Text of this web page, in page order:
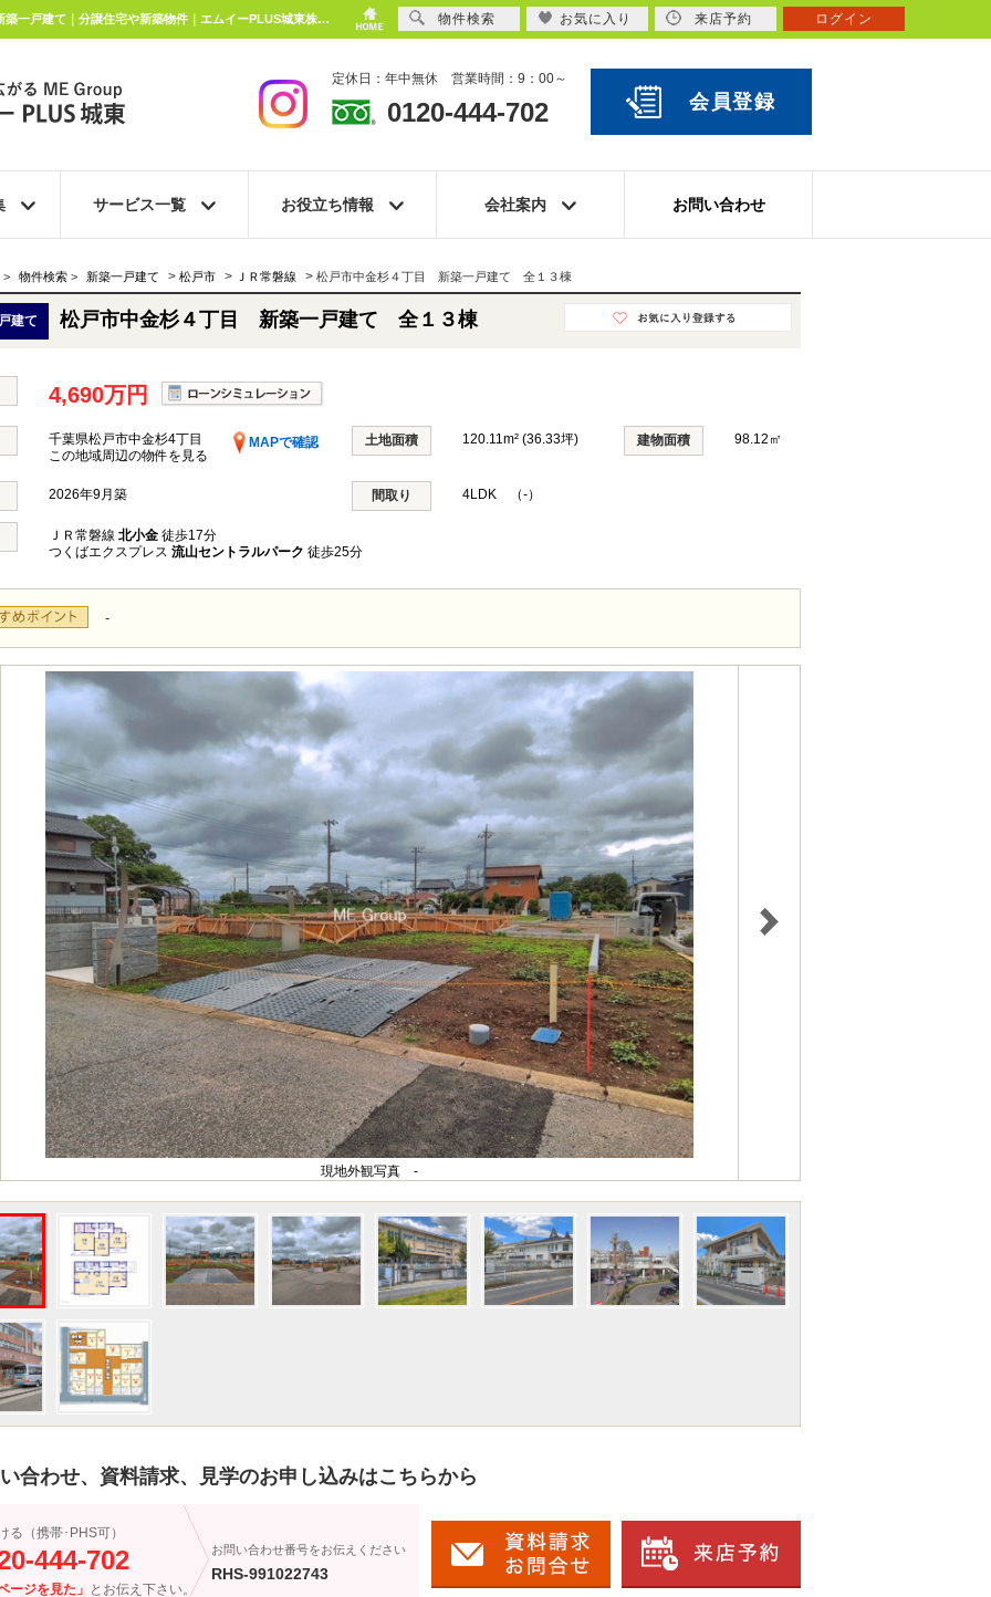
松戸市中金杉４丁目 新築一戸建て 全１３棟 千葉県松戸市中金杉4丁目｜4,690万円の新築一戸建て｜分譲住宅や新築物件｜エムイーPLUS城東株式会社
定休日：年中無休 営業時間：9：00～
0120-444-702 会員登録
サービス一覧 お役立ち情報 会社案内 お問い合わせ
> 物件検索 > 新築一戸建て > 松戸市 > ＪＲ常磐線 > 松戸市中金杉４丁目 新築一戸建て 全１３棟
建て 松戸市中金杉４丁目 新築一戸建て 全１３棟
4,690万円
千葉県松戸市中金杉4丁目
MAPで確認
この地域周辺の物件を見る
土地面積 120.11m² (36.33坪) 建物面積 98.12㎡
2026年9月築 間取り 4LDK （-）
ＪＲ常磐線 北小金 徒歩17分
つくばエクスプレス 流山セントラルパーク 徒歩25分
-
現地外観写真 -
合わせ、資料請求、見学のお申し込みはこちらから
る（携帯･PHS可）
444-702
ージを見た」 とお伝え下さい。
お問い合わせ番号をお伝えください
RHS-991022743
物件検索 お気に入り 来店予約 ログイン